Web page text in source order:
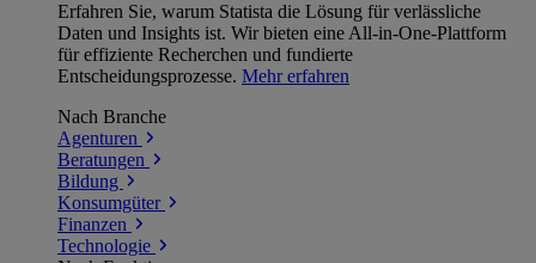
Erfahren Sie, warum Statista die Lösung für verlässliche
Daten und Insights ist. Wir bieten eine All-in-One-Plattform
für effiziente Recherchen und fundierte
Entscheidungsprozesse. Mehr erfahren
Nach Branche
Agenturen
Beratungen
Bildung
Konsumgüter
Finanzen
Technologie